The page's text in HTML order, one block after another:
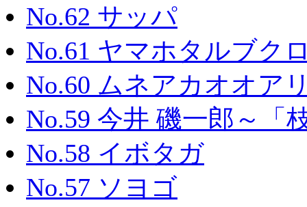
No.62 サッパ
No.61 ヤマホタルブク
No.60 ムネアカオオア
No.59 今井 磯一郎～「
No.58 イボタガ
No.57 ソヨゴ